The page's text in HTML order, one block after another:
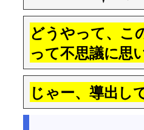
どうやって、こ
って不思議に思
じゃー、導出し